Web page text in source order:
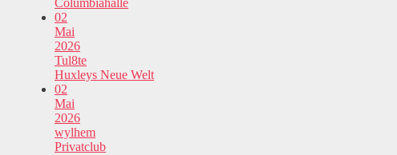
Columbiahalle
02
Mai
2026
Tul8te
Huxleys Neue Welt
02
Mai
2026
wylhem
Privatclub